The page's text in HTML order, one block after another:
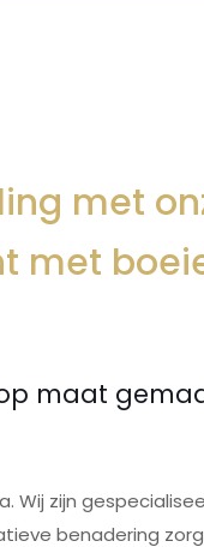
met
met
maat
Wij zijn
benadering